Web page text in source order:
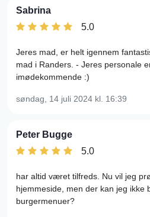
Sabrina
5.0
Jeres mad, er helt igennem
mad i Randers. - Jeres personale
imødekommende :)
søndag, 14 juli 2024 kl. 16:39
Peter Bugge
5.0
har altid været tilfreds. Nu vil jeg
hjemmeside, men der kan jeg ikke
burgermenuer?